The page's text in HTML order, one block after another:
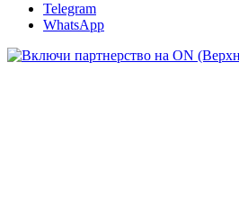
Telegram
WhatsApp